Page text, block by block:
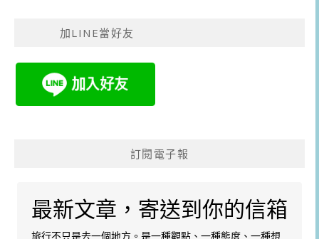
加LINE當好友
訂閱電子報
最新文章，寄送到你的信箱
旅行不只是去一個地方。是一種觀點、一種態度、一種想